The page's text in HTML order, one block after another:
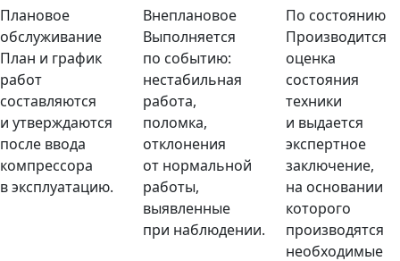
Плановое
обслуживание
План и график
работ
составляются
и утверждаются
после ввода
компрессора
в эксплуатацию.
Внеплановое
Выполняется
по событию:
нестабильная
работа,
поломка,
отклонения
от нормальной
работы,
выявленные
при наблюдении.
По состоянию
Производится
оценка
состояния
техники
и выдается
экспертное
заключение,
на основании
которого
производятся
необходимые